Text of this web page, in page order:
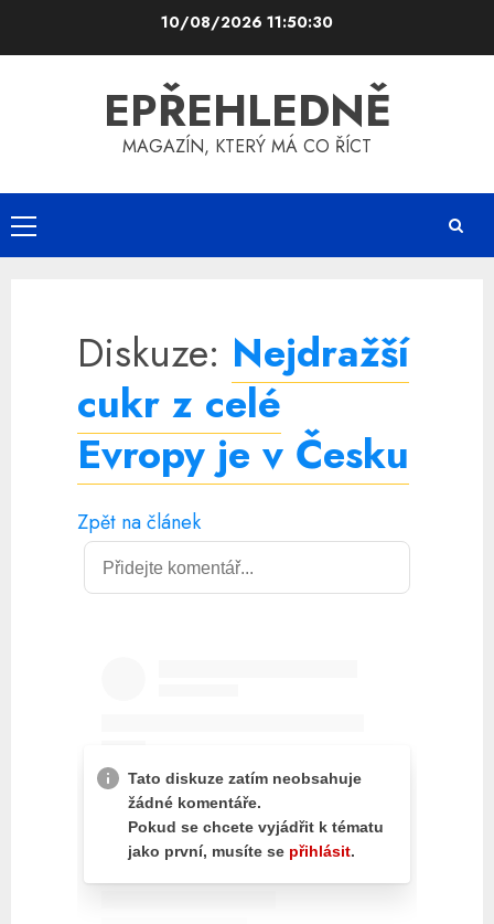
10/08/2026 11:50:30
EPŘEHLEDNĚ
MAGAZÍN, KTERÝ MÁ CO ŘÍCT
Primary
Menu
Diskuze: Nejdražší
cukr z celé
Evropy je v Česku
Zpět na článek